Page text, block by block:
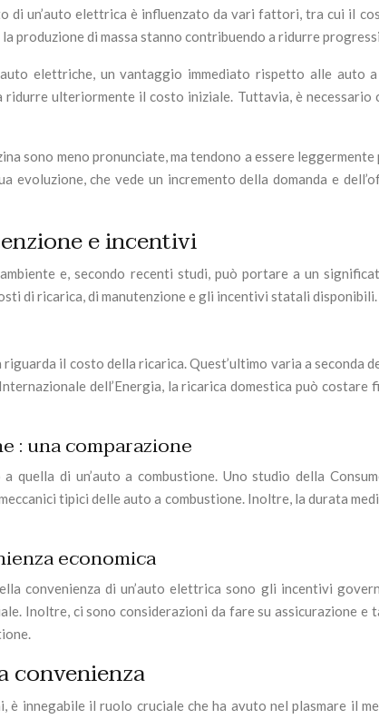
di un’auto elettrica è influenzato da vari fattori, tra cui il
di massa stanno contribuendo a ridurre
elettriche, un vantaggio immediato rispetto alle auto
ridurre ulteriormente il costo iniziale. Tuttavia, è
sono meno pronunciate, ma tendono a essere
che vede un incremento della domanda e
e incentivi
e, secondo recenti studi, può portare a un
di ricarica, di manutenzione e gli incentivi statali disponibili.
il costo della ricarica. Quest’ultimo varia a seconda
dell’Energia, la ricarica domestica può
: una comparazione
quella di un’auto a combustione. Uno studio della
tipici delle auto a combustione. Inoltre, la durata
economica
convenienza di un’auto elettrica sono gli incentivi
Inoltre, ci sono considerazioni da fare su assicurazione e
convenienza
è innegabile il ruolo cruciale che ha avuto nel plasmare il